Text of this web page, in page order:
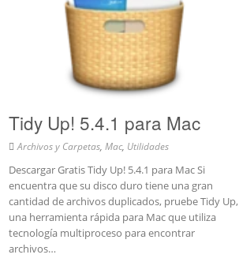
Tidy Up! 5.4.1 para Mac
Archivos y Carpetas, Mac, Utilidades
Descargar Gratis Tidy Up! 5.4.1 para Mac Si
encuentra que su disco duro tiene una gran
cantidad de archivos duplicados, pruebe Tidy Up,
una herramienta rápida para Mac que utiliza
tecnología multiproceso para encontrar
archivos…